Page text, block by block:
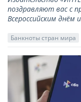
поздравляют вас с
Всероссийским днём
Банкноты стран мира